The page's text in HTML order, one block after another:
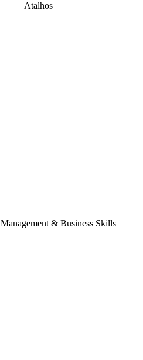
Atalhos
Management & Business Skills